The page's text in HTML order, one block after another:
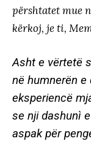
përshtatet mue
kërkoj, je ti,
Asht e vërtetë
në humnerën
eksperiencë
se nji dashunì
aspak për